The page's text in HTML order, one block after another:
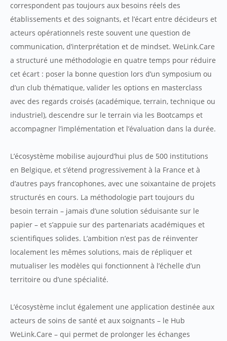
correspondent pas toujours aux besoins réels des
établissements et des soignants, et l’écart entre décideurs et
acteurs opérationnels reste souvent une question de
communication, d’interprétation et de mindset. WeLink.Care
a structuré une méthodologie en quatre temps pour réduire
cet écart : poser la bonne question lors d’un symposium ou
d’un club thématique, valider les options en masterclass
avec des regards croisés (académique, terrain, technique ou
industriel), descendre sur le terrain via les Bootcamps et
accompagner l’implémentation et l’évaluation dans la durée.
L’écosystème mobilise aujourd’hui plus de 500 institutions
en Belgique, et s’étend progressivement à la France et à
d’autres pays francophones, avec une soixantaine de projets
structurés en cours. La méthodologie part toujours du
besoin terrain – jamais d’une solution séduisante sur le
papier – et s’appuie sur des partenariats académiques et
scientifiques solides. L’ambition n’est pas de réinventer
localement les mêmes solutions, mais de répliquer et
mutualiser les modèles qui fonctionnent à l’échelle d’un
territoire ou d’une spécialité.
L’écosystème inclut également une application destinée aux
acteurs de soins de santé et aux soignants – le Hub
WeLink.Care – qui permet de prolonger les échanges